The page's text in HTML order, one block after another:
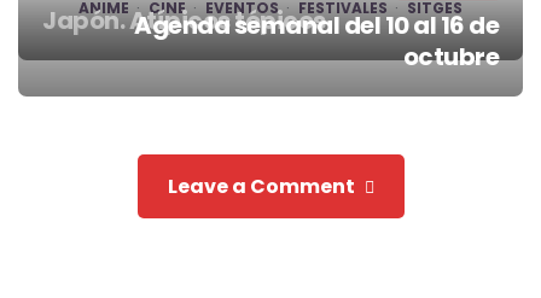
ANIME CINE EVENTOS FESTIVALES SITGES
Post
navigation
Japón. Atípicos tópicos
Agenda semanal del 10 al 16 de
octubre
Leave a Comment